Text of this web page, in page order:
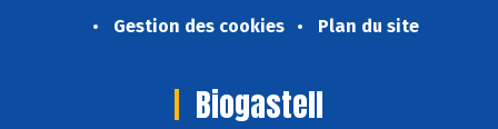
Gestion des cookies
Plan du site
Biogastell